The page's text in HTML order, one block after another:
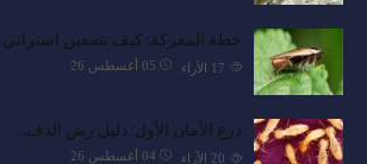
خطة المعركة: كيف تضعين استراتي…
05 أغسطس 26 الآراء
درع الأمان الأول: دليل رش الدف…
04 أغسطس 26 الآراء